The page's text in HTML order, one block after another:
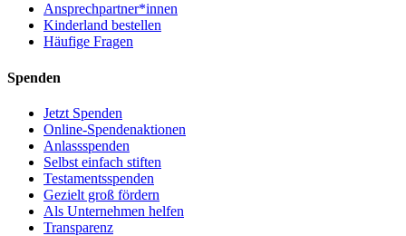
Ansprechpartner*innen
Kinderland bestellen
Häufige Fragen
Spenden
Jetzt Spenden
Online-Spendenaktionen
Anlassspenden
Selbst einfach stiften
Testamentsspenden
Gezielt groß fördern
Als Unternehmen helfen
Transparenz